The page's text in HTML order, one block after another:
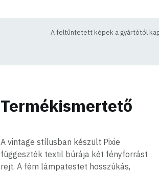
A feltűntetett képek a gyártótól
Termékismertető
A vintage stílusban készült Pixie
függeszték textil búrája két fényforrást
rejt. A fém lámpatestet hosszúkás,